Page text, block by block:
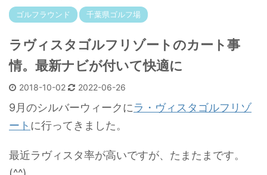
ゴルフラウンド 千葉県ゴルフ場
ラヴィスタゴルフリゾートのカート事
情。最新ナビが付いて快適に
2018-10-02 2022-06-26
9月のシルバーウィークにラ・ヴィスタゴルフリゾ
ート に行ってきました。
最近ラヴィスタ率が高いですが、たまたまです。